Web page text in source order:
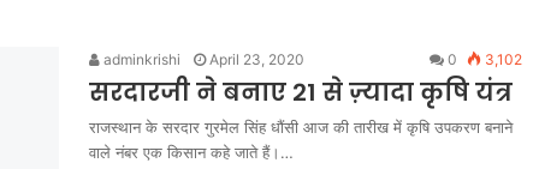
adminkrishi April 23, 2020 0 3,102
सरदारजी ने बनाए 21 से ज़्यादा कृषि यंत्र
राजस्थान के सरदार गुरमेल सिंह धौंसी आज की तारीख में कृषि उपकरण बनाने
वाले नंबर एक किसान कहे जाते हैं।…